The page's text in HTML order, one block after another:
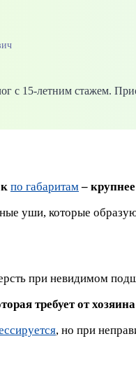
с 15-летним стажем.
по габаритам–
уши, которые
при невидимом
требует от
, но при